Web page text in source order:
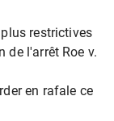
restrictives
de l'arrêt Roe v.
en rafale ce